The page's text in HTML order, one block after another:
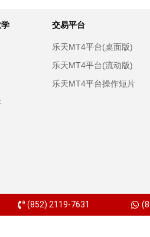
交易平台
乐天MT4平台(桌面版)
乐天MT4平台(流动版)
乐天MT4平台操作短片
(852) 2119-7631